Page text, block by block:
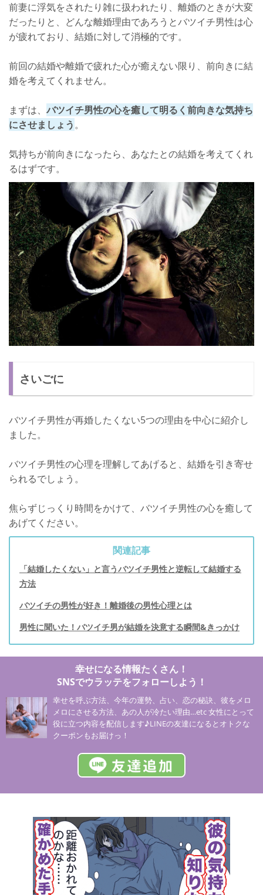
前妻に浮気をされたり雑に扱われたり、離婚のときが大変
だったりと、どんな離婚理由であろうとバツイチ男性は心
が疲れており、結婚に対して消極的です。
前回の結婚や離婚で疲れた心が癒えない限り、前向きに結
婚を考えてくれません。
まずは、 バツイチ男性の心を癒して明るく前向きな気持ち
にさせましょう。
気持ちが前向きになったら、あなたとの結婚を考えてくれ
るはずです。
さいごに
バツイチ男性が再婚したくない5つの理由を中心に紹介し
ました。
バツイチ男性の心理を理解してあげると、結婚を引き寄せ
られるでしょう。
焦らずじっくり時間をかけて、バツイチ男性の心を癒して
あげてください。
関連記事
「結婚したくない」と言うバツイチ男性と逆転して結婚する
方法
バツイチの男性が好き！離婚後の男性心理とは
男性に聞いた！バツイチ男が結婚を決意する瞬間&きっかけ
幸せになる情報たくさん！
SNSでウラッテをフォローしよう！
幸せを呼ぶ方法、今年の運勢、占い、恋の秘訣、彼をメロ
メロにさせる方法、あの人が冷たい理由…etc 女性にとって
役に立つ内容を配信します♪LINEの友達になるとオトクな
クーポンもお届けっ！